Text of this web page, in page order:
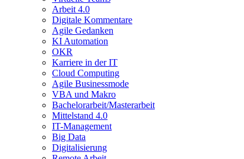
Arbeit 4.0
Digitale Kommentare
Agile Gedanken
KI Automation
OKR
Karriere in der IT
Cloud Computing
Agile Businessmode
VBA und Makro
Bachelorarbeit/Masterarbeit
Mittelstand 4.0
IT-Management
Big Data
Digitalisierung